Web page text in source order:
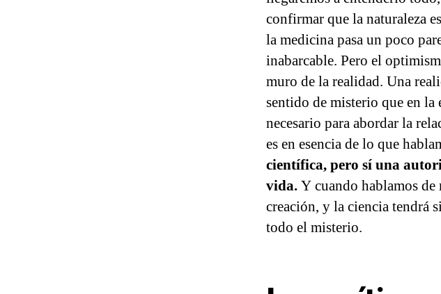
confirmar que la naturaleza
la medicina pasa un poco
inabarcable. Pero el
muro de la realidad. Una
sentido de misterio que en la
necesario para abordar la
es en esencia de lo que
científica, pero sí una
vida.Y cuando hablamos de
creación, y la ciencia tendrá
todo el misterio.